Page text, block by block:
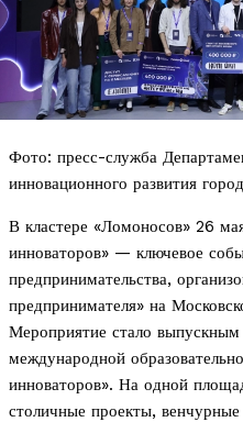
Фото: пресс-служба
инновационного развития
В кластере «Ломоносов» 26
инноваторов» — ключевое
предпринимательства,
предпринимателя» на
Мероприятие стало выпускным
международной
инноваторов». На одной
столичные проекты,